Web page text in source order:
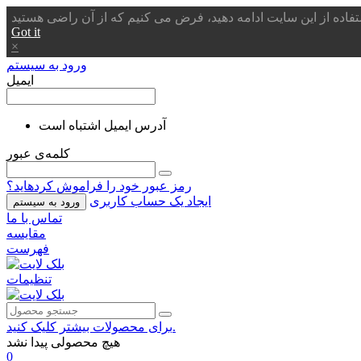
Got it
×
ورود به سیستم
ایمیل
آدرس ایمیل اشتباه است
کلمه‌ی عبور
رمز عبور خود را فراموش کردهاید؟
ورود به سیستم
ایجاد یک حساب کاربری
تماس با ما
مقایسه
فهرست
تنظیمات
برای محصولات بیشتر کلیک کنید.
هیچ محصولی پیدا نشد
0